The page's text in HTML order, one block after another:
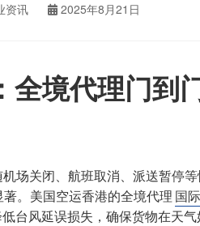
资讯 2025年8月21日
全境代理门到
场关闭、航班取消、派送暂停
。美国空运香港的全境代理 国
台风延误损失，确保货物在天